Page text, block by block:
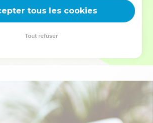
ou une famille, leur expérience est faite
tous les cookies
Tout refuser